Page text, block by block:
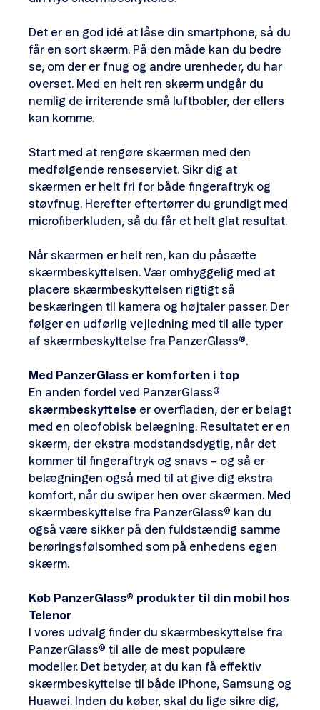
Det er en god idé at låse din smartphone, så du
får en sort skærm. På den måde kan du bedre
se, om der er fnug og andre urenheder, du har
overset. Med en helt ren skærm undgår du
nemlig de irriterende små luftbobler, der ellers
kan komme.
Start med at rengøre skærmen med den
medfølgende renseserviet. Sikr dig at
skærmen er helt fri for både fingeraftryk og
støvfnug. Herefter eftertørrer du grundigt med
microfiberkluden, så du får et helt glat resultat.
Når skærmen er helt ren, kan du påsætte
skærmbeskyttelsen. Vær omhyggelig med at
placere skærmbeskyttelsen rigtigt så
beskæringen til kamera og højtaler passer. Der
følger en udførlig vejledning med til alle typer
af skærmbeskyttelse fra PanzerGlass®.
Med PanzerGlass er komforten i top
En anden fordel ved PanzerGlass®
skærmbeskyttelse er overfladen, der er belagt
med en oleofobisk belægning. Resultatet er en
skærm, der ekstra modstandsdygtig, når det
kommer til fingeraftryk og snavs – og så er
belægningen også med til at give dig ekstra
komfort, når du swiper hen over skærmen. Med
skærmbeskyttelse fra PanzerGlass® kan du
også være sikker på den fuldstændig samme
berøringsfølsomhed som på enhedens egen
skærm.
Køb PanzerGlass® produkter til din mobil hos
Telenor
I vores udvalg finder du skærmbeskyttelse fra
PanzerGlass® til alle de mest populære
modeller. Det betyder, at du kan få effektiv
skærmbeskyttelse til både iPhone, Samsung og
Huawei. Inden du køber, skal du lige sikre dig,